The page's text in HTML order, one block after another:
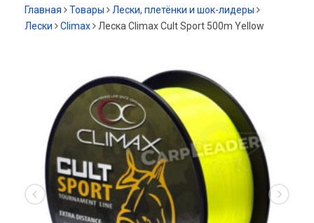
Главная Товары
Лески, плетёнки и шок-лидеры
Лески
Climax Леска Climax Cult Sport 500m Yellow